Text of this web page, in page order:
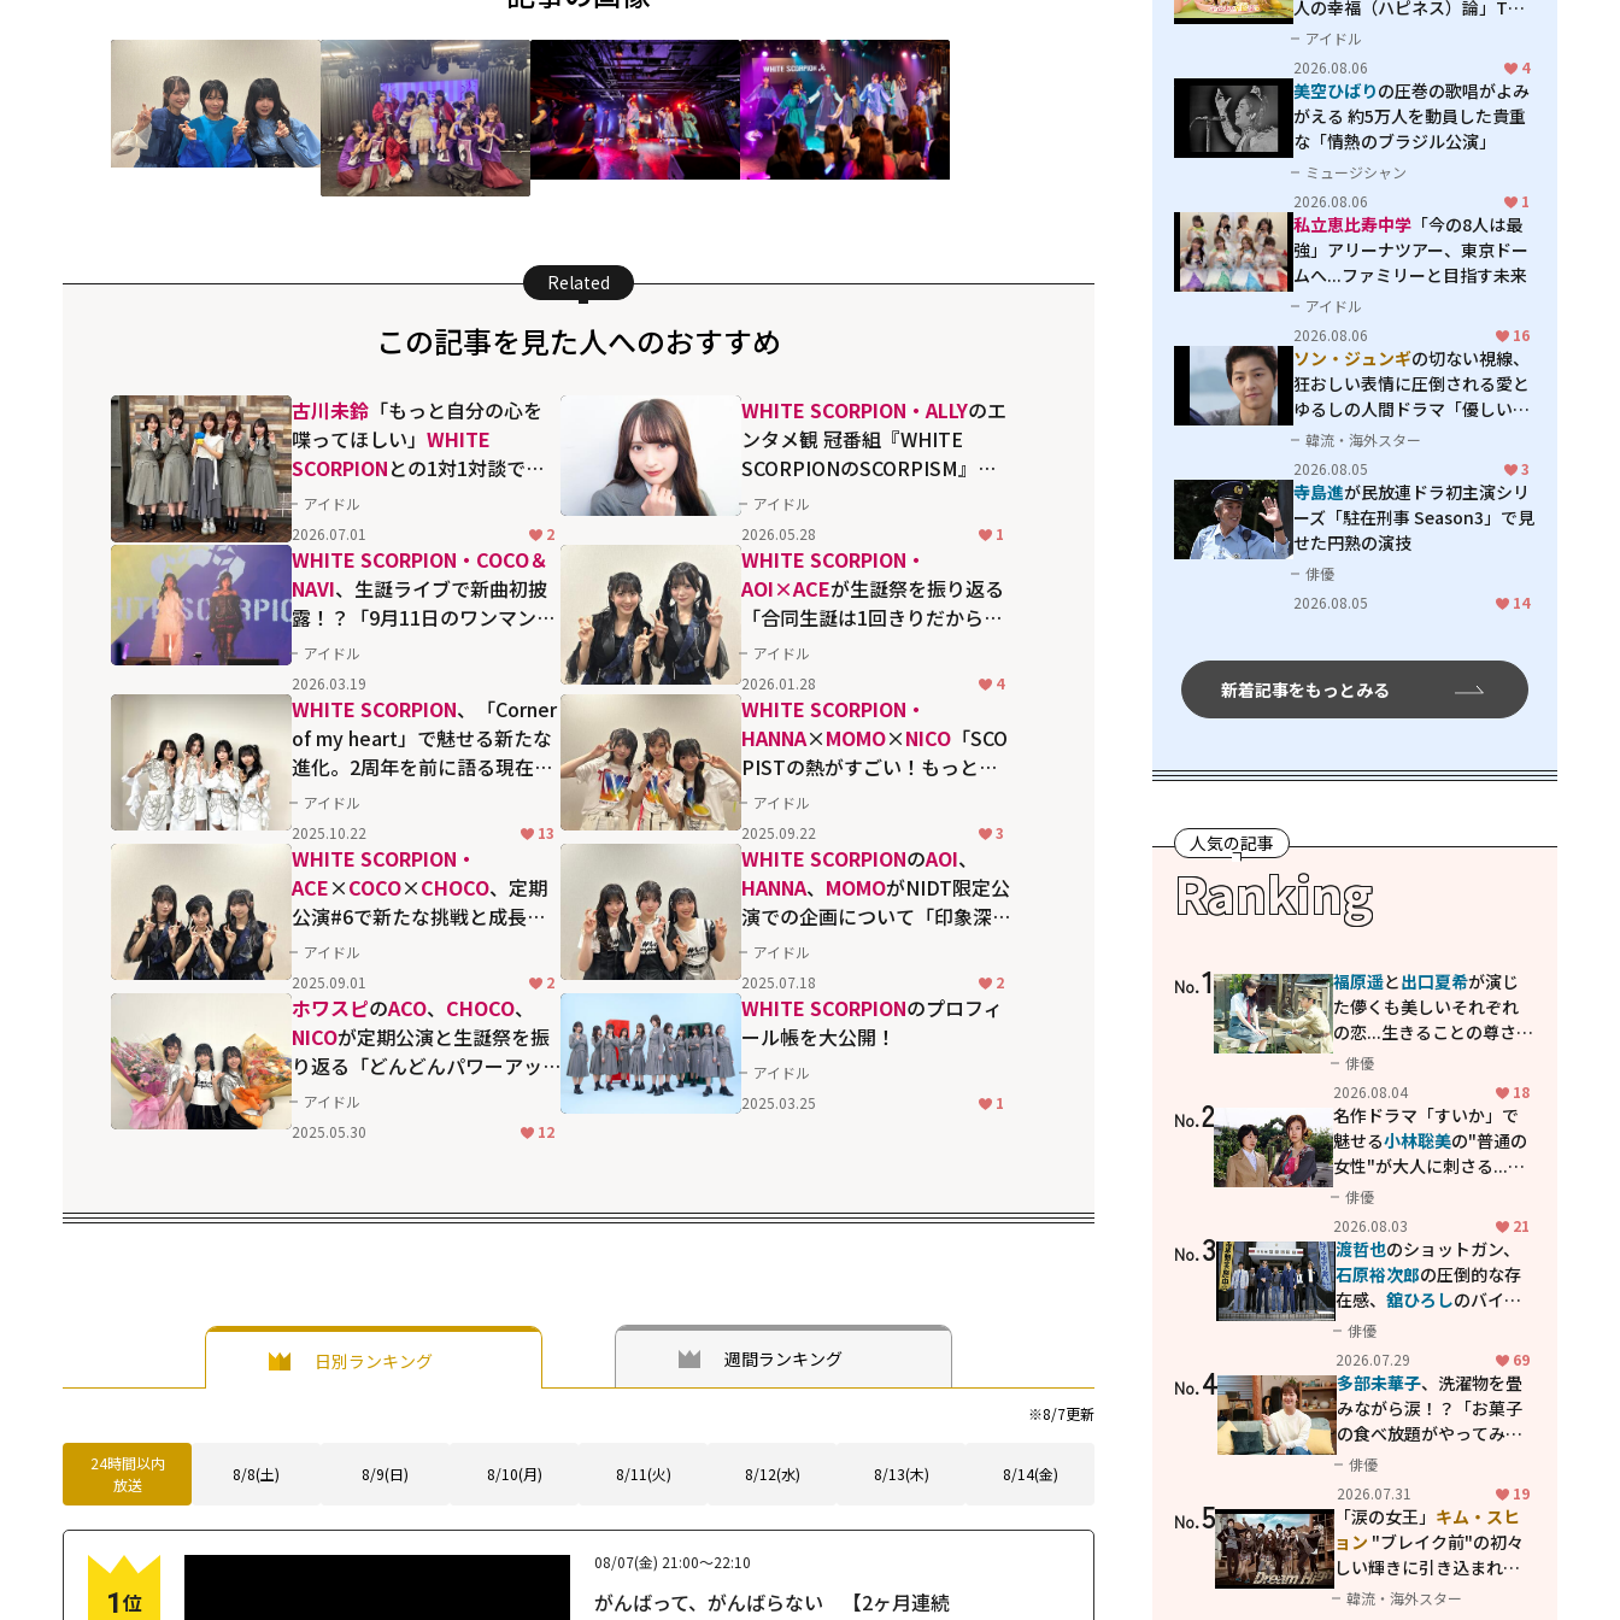
Related
この記事を見た人へのおすすめ
古川未鈴 「もっと自分の心を
喋ってほしい」―― WHITE
SCORPIONとの1対1対談で見
えた4人の素顔
アイドル
2026.07.01
2
WHITE SCORPION・ALLYのエ
ンタメ観 冠番組『WHITE
SCORPIONのSCORPISM』は
「いい意味で攻めているので
ぜひ観てほしい」【スカパ
ー！30周年】
アイドル
2026.05.28
1
WHITE SCORPION・COCO＆
NAVI、生誕ライブで新曲初披
露！？「9月11日のワンマンを
完売させたい」
アイドル
2026.03.19
WHITE SCORPION・
AOI×ACEが生誕祭を振り返る
「合同生誕は1回きりだから、
大好きなAOIちゃんと一緒に開
催できて嬉しかった」
アイドル
2026.01.28
4
WHITE SCORPION、「Corner
of my heart」で魅せる新たな
進化。2周年を前に語る現在地
と未来への思い
アイドル
2025.10.22
13
WHITE SCORPION・
HANNA×MOMO×NICO 「SCO
PISTの熱がすごい！もっと盛
り上がるワンマンにしたい」
アイドル
2025.09.22
3
WHITE SCORPION・
ACE×COCO×CHOCO、定期
公演#6で新たな挑戦と成長を
語る
アイドル
2025.09.01
2
WHITE SCORPIONのAOI、
HANNA、 MOMOがNIDT限定公
演での企画について「印象深
いものになったらいいな」
アイドル
2025.07.18
2
ホワスピのACO、 CHOCO、
NICOが定期公演と生誕祭を振
り返る「どんどんパワーアッ
プしていきます！」
アイドル
2025.05.30
12
WHITE SCORPIONのプロフィ
ール帳を大公開！
アイドル
2025.03.25
1
日別ランキング 週間ランキング
※8/7更新
24時間以内
放送
8/8(土) 8/9(日) 8/10(月) 8/11(火) 8/12(水) 8/13(木) 8/14(金)
1位
08/07(金) 21:00～22:10
がんばって、がんばらない 【2ヶ月連続
人の幸福（ハピネス）論」THE
MAKING
アイドル
2026.08.06
4
美空ひばりの圧巻の歌唱がよみ
がえる 約5万人を動員した貴重
な「情熱のブラジル公演」
ミュージシャン
2026.08.06
1
私立恵比寿中学 「今の8人は最
強」アリーナツアー、東京ドー
ムへ...ファミリーと目指す未来
アイドル
2026.08.06
16
ソン・ジュンギの切ない視線、
狂おしい表情に圧倒される――愛と
ゆるしの人間ドラマ「優しい
男」
韓流・海外スター
2026.08.05
3
寺島進が民放連ドラ初主演シリ
ーズ「駐在刑事 Season3」で見
せた円熟の演技
俳優
2026.08.05
14
新着記事をもっとみる
人気の記事
Ranking
No.1 福原遥と出口夏希が演じ
た儚くも美しいそれぞれ
の恋...生きることの尊さを
教えてくれた映画「あの
花が咲く丘で、君とまた出
会えたら。」
俳優
2026.08.04
18
No.2
名作ドラマ「すいか」で
魅せる小林聡美の"普通の
女性"が大人に刺さる...映
画「かもめ食堂」にも通
じる静かな芝居
俳優
2026.08.03
21
No.3 渡哲也のショットガン、
石原裕次郎の圧倒的な存
在感、舘ひろしのバイク
アクション！"大門軍
団"のカッコよさが詰まっ
た「西部警察 PART-II」
俳優
2026.07.29
69
No.4 多部未華子、洗濯物を畳
みながら涙！？「お菓子
の食べ放題がやってみた
い」ハンディファン4台の
暑さ対策も明かす
俳優
2026.07.31
19
No.5 「涙の女王」 キム・スヒ
ョン "ブレイク前"の初々
しい輝きに引き込まれ
る...2PM テギョン
韓流・海外スター